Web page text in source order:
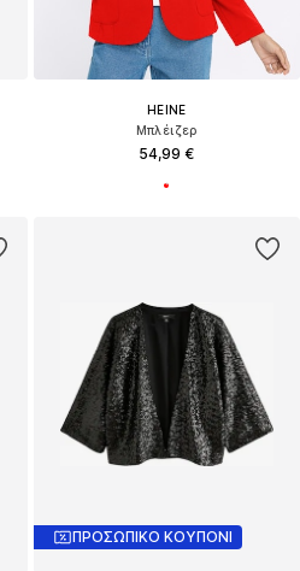
HEINE
Μπλέιζερ
54,99 €
ΠΡΟΣΩΠΙΚΟ ΚΟΥΠΟΝΙ